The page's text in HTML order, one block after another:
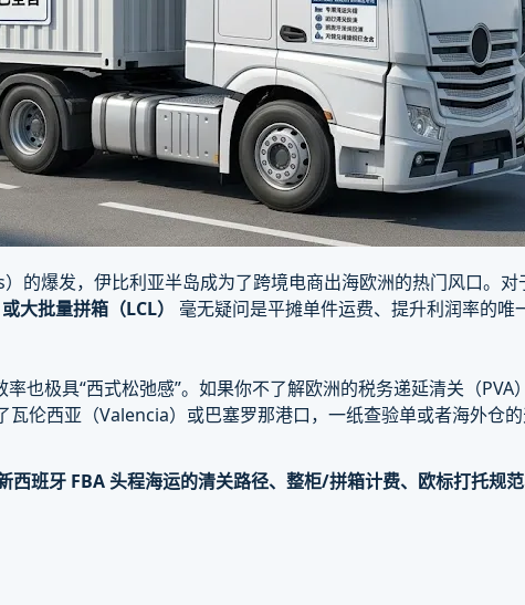
的爆发，伊比利亚半岛成为了跨境电商出海欧洲的热门风口。对
大批量拼箱（LCL）
毫无疑问是平摊单件运费、提升利润率的唯
也极具“西式松弛感”。如果你不了解欧洲的税务递延清关（PVA
瓦伦西亚（Valencia）或巴塞罗那港口，一纸查验单或者海外仓
西班牙 FBA 头程海运的清关路径、整柜/拼箱计费、欧标打托规